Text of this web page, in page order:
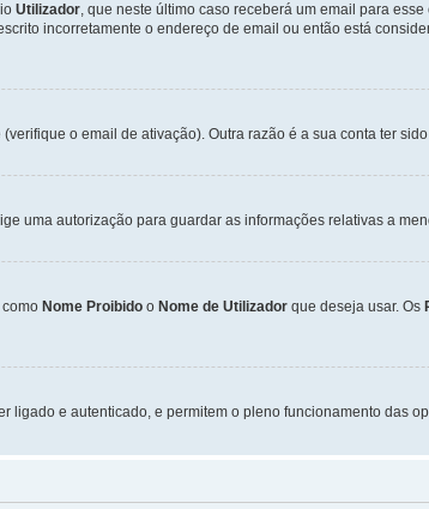
Utilizador, que neste último caso receberá um email para
incorretamente o endereço de email ou então está
o email de ativação). Outra razão é a sua conta ter
uma autorização para guardar as informações relativas a
Nome Proibido o Nome de Utilizador que deseja usar. Os
ligado e autenticado, e permitem o pleno funcionamento das